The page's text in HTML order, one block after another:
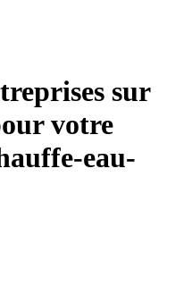
sur
votre
eau-